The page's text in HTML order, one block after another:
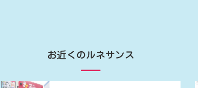
お近くのルネサンス